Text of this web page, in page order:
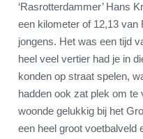
‘Rasrotterdammer’ Hans
een kilometer of 12,13
jongens. Het was een tijd
heel veel vertier had je in
konden op straat spelen,
hadden ook zat plek om te
woonde gelukkig bij het
een heel groot voetbalveld